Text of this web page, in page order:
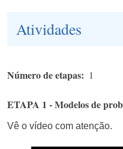
Atividades
Número de etapas 1
ETAPA 1 - Modelos de
Vê o vídeo com atenção.